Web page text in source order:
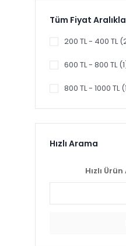
Tüm Fiyat
200 TL - 400 TL
600 TL - 800 TL
800 TL - 1000 TL
Hızlı Arama
Hızlı